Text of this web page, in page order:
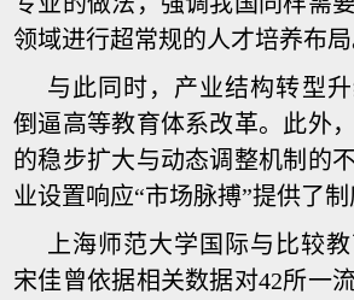
领域进行超常规的人才培养布局
与此同时，产业结构转型
倒逼高等教育体系改革。此外
的稳步扩大与动态调整机制的
业设置响应“市场脉搏”提供了制
上海师范大学国际与比较
宋佳曾依据相关数据对42所一